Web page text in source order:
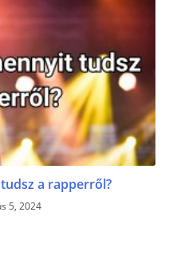
a rapperről?
5, 2024